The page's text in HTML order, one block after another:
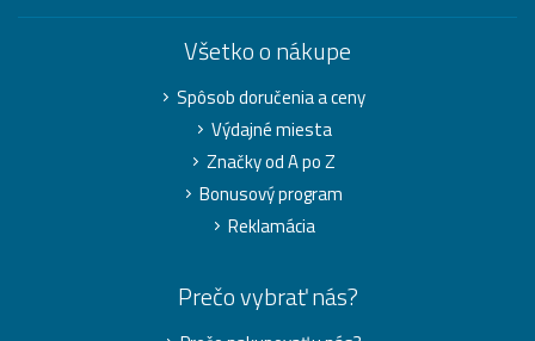
Všetko o nákupe
Spôsob doručenia a ceny
Výdajné miesta
Značky od A po Z
Bonusový program
Reklamácia
Prečo vybrať nás?